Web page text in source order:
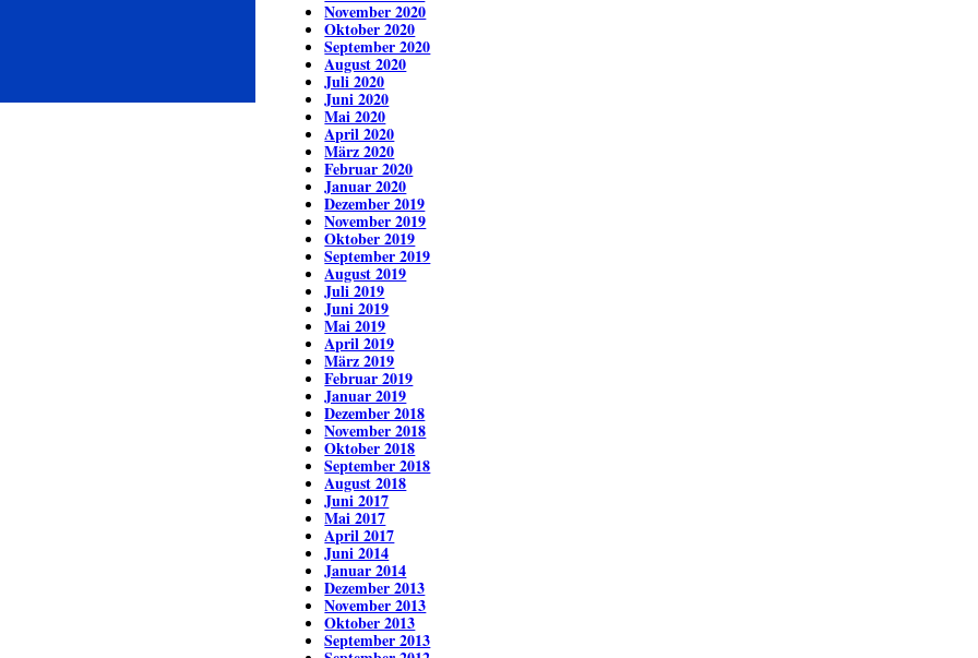
November 2020
Oktober 2020
September 2020
August 2020
Juli 2020
Juni 2020
Mai 2020
April 2020
März 2020
Februar 2020
Januar 2020
Dezember 2019
November 2019
Oktober 2019
September 2019
August 2019
Juli 2019
Juni 2019
Mai 2019
April 2019
März 2019
Februar 2019
Januar 2019
Dezember 2018
November 2018
Oktober 2018
September 2018
August 2018
Juni 2017
Mai 2017
April 2017
Juni 2014
Januar 2014
Dezember 2013
November 2013
Oktober 2013
September 2013